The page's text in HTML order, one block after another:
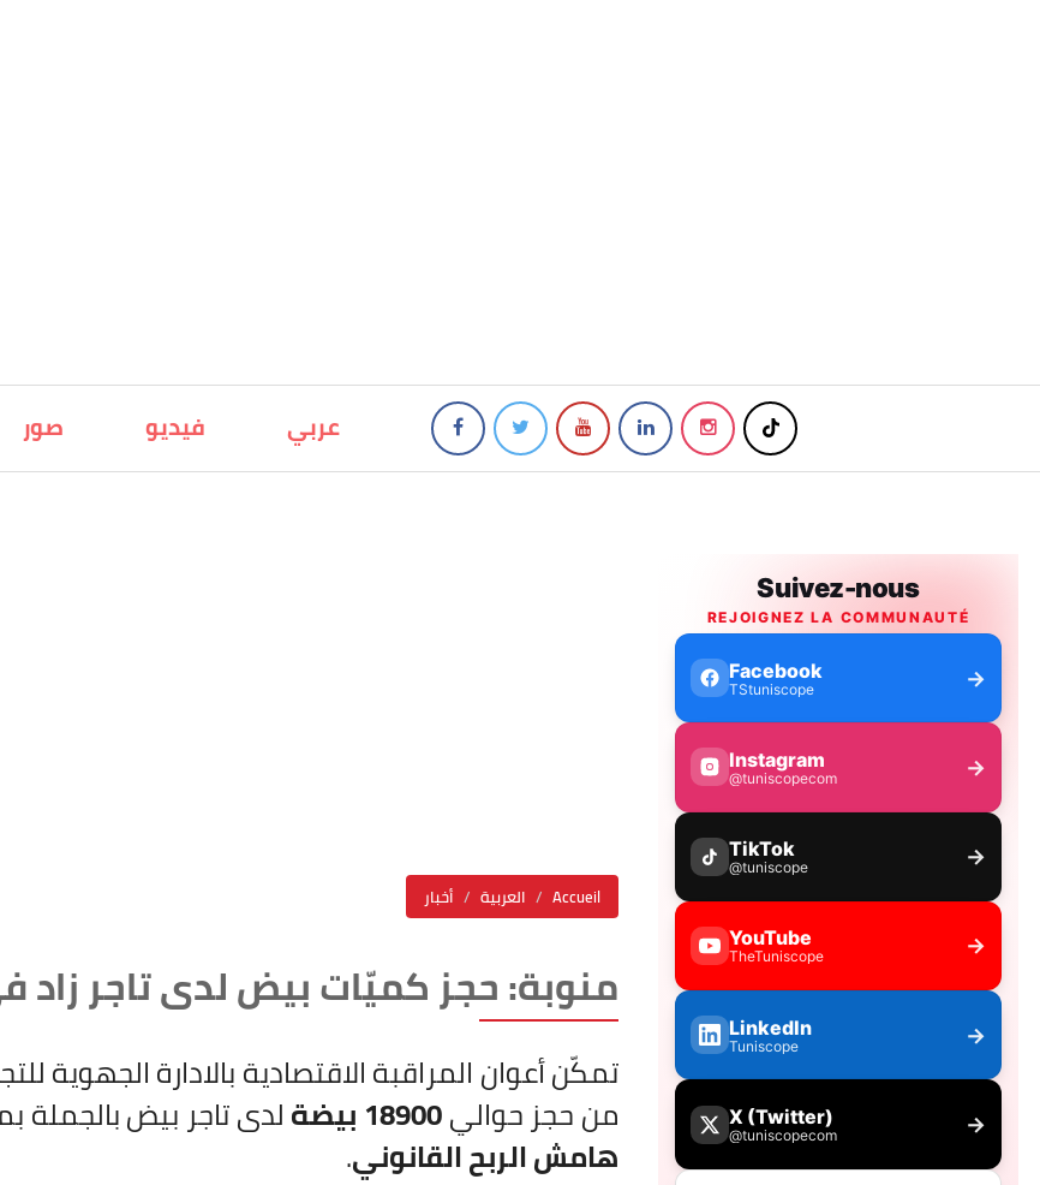
صور فيديو عربي
أخبار العربية Accueil
منوبة: حجز كميّات بيض لدى تاجر زاد في
تمكّن أعوان المراقبة الاقتصادية بالادارة الجهوية
من حجز حوالي18900 بيضة لدى تاجر بيض بالجملة
هامش الربح القانوني.